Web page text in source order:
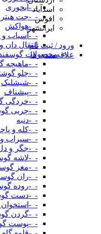
-_-آبخوری
-_-جت هیتر
-_-هواکش
-_-آسیاب و
انتقال دان
محصولات
-_-ماهیچه
-_-چلو
-_-شیشلیک
-_-پیشناف
-_-خردگی
-_-چربی
-_-دنبه
-_-کله و
-_-سیراب
-_-جگر و
-_-لاشه
-_-مغز
-_-ران
-_-روده
-_-دست
-_-
-_-گردن
-_-پوست
اسدآباد
افوس
ایرانشهر
ورود / ثبت نام
علاقه‌مندی ها